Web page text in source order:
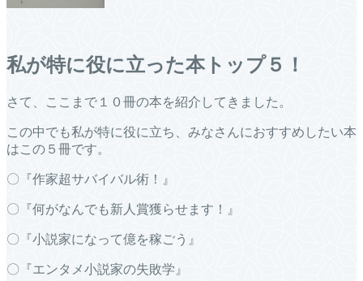
私が特に役に立った本トップ５！
さて、ここまで１０冊の本を紹介してきました。
この中でも私が特に役に立ち、みなさんにおすすめしたい本
はこの５冊です。
〇『作家超サバイバル術！』
〇『何がなんでも新人賞獲らせます！』
〇『小説家になって億を稼ごう』
〇『エンタメ小説家の失敗学』